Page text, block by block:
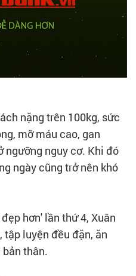
nặng trên 100kg, sức
mỡ máu cao, gan
ngưỡng nguy cơ. Khi đó
ngày cũng trở nên khó
hơn' lần thứ 4, Xuân
luyện đều đặn, ăn
thân.